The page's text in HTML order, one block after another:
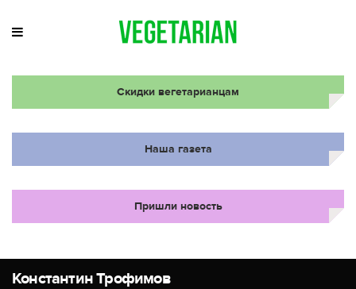
Скидки вегетарианцам
Наша газета
Пришли новость
Константин Трофимов